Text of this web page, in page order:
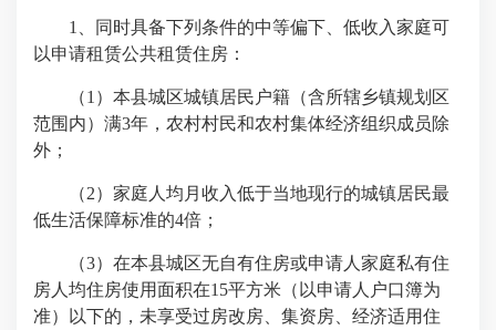
1、同时具备下列条件的中等偏下、低收入家庭可
以申请租赁公共租赁住房：
（1）本县城区城镇居民户籍（含所辖乡镇规划区
范围内）满3年，农村村民和农村集体经济组织成员除
外；
（2）家庭人均月收入低于当地现行的城镇居民最
低生活保障标准的4倍；
（3）在本县城区无自有住房或申请人家庭私有住
房人均住房使用面积在15平方米（以申请人户口簿为
准）以下的，未享受过房改房、集资房、经济适用住